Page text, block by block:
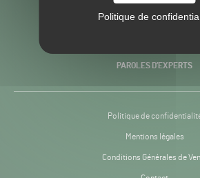
Politique de
PRATIQUES
PAROLES D’EXPERTS
Politique de
Mentions légales
Conditions Générales de